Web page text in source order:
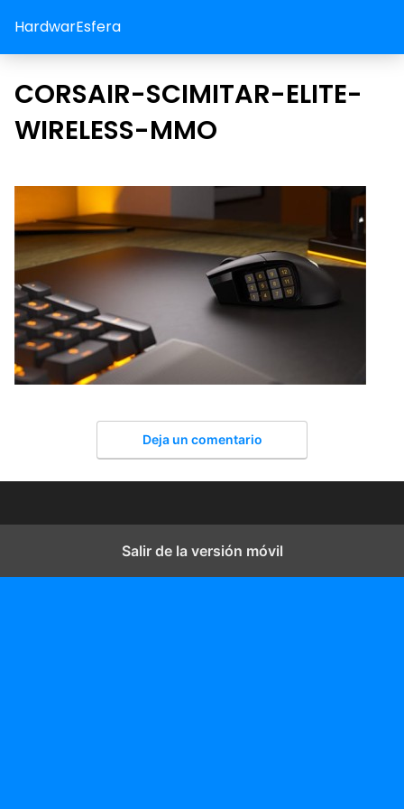
HardwarEsfera
CORSAIR-SCIMITAR-ELITE-
WIRELESS-MMO
Deja un comentario
Salir de la versión móvil